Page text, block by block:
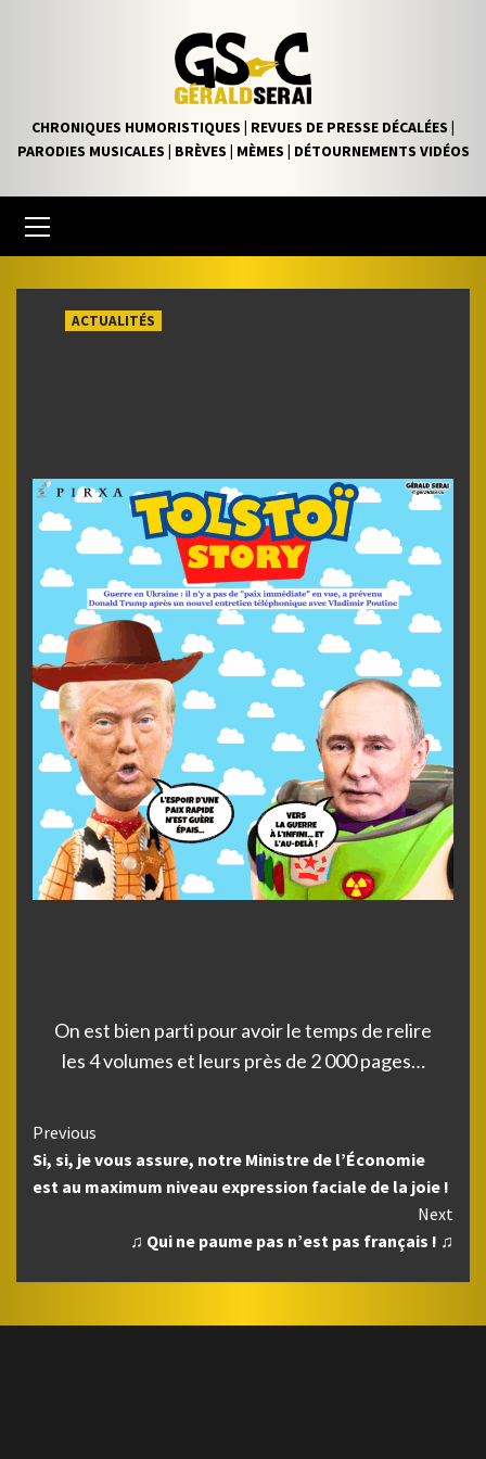
CHRONIQUES HUMORISTIQUES | REVUES DE PRESSE DÉCALÉES |
PARODIES MUSICALES | BRÈVES | MÈMES | DÉTOURNEMENTS VIDÉOS
Menu
ACTUALITÉS
On est bien parti pour avoir le temps de relire
les 4 volumes et leurs près de 2 000 pages…
Continue
Reading
Previous
Si, si, je vous assure, notre Ministre de l’Économie
est au maximum niveau expression faciale de la joie !
Next
♫ Qui ne paume pas n’est pas français ! ♫